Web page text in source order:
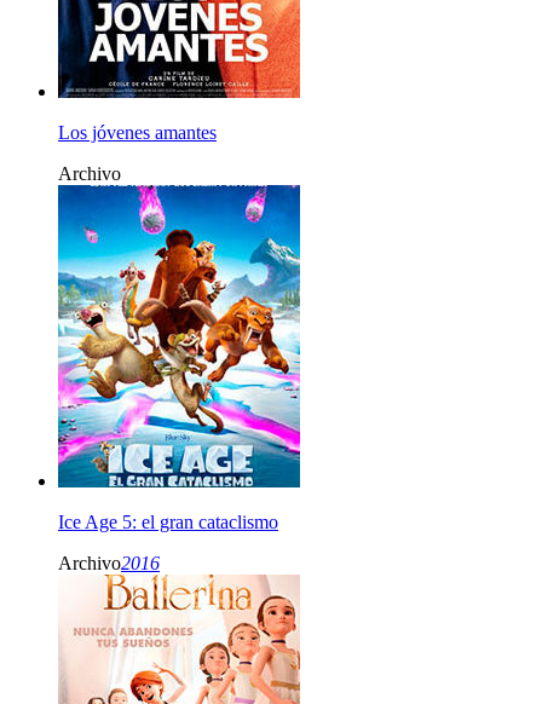
Los jóvenes amantes
Archivo
Ice Age 5: el gran cataclismo
Archivo2016